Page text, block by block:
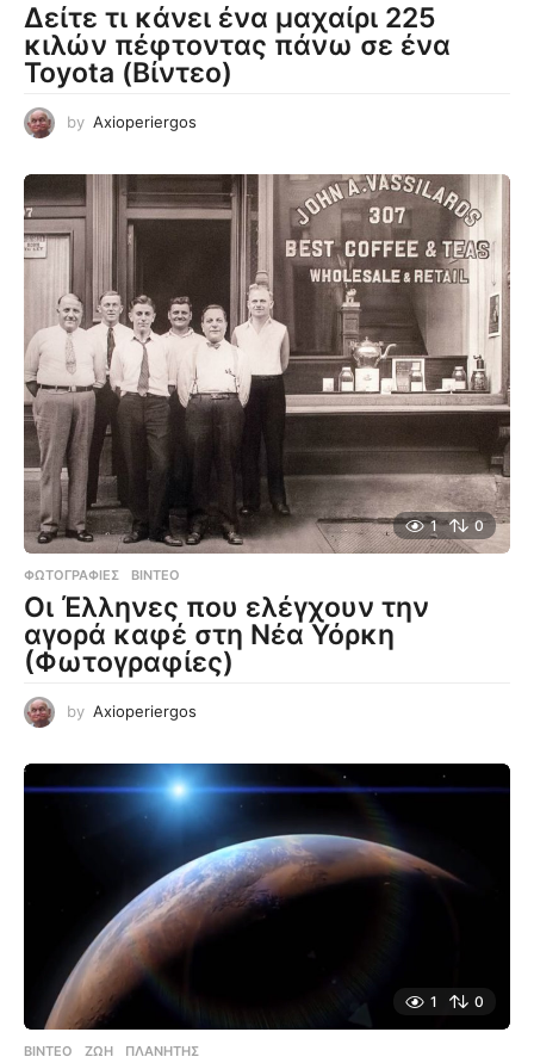
Δείτε τι κάνει ένα μαχαίρι 225
κιλών πέφτοντας πάνω σε ένα
Toyota (Βίντεο)
by Axioperiergos
1 0
ΦΩΤΟΓΡΑΦΊΕΣ ,ΒΊΝΤΕΟ
Οι Έλληνες που ελέγχουν την
αγορά καφέ στη Νέα Υόρκη
(Φωτογραφίες)
by Axioperiergos
1 0
ΒΊΝΤΕΟ ΖΩΉ ,ΠΛΑΝΉΤΗΣ